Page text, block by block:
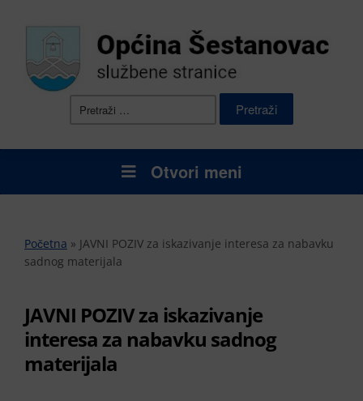
Otvori meni
Početna » JAVNI POZIV za iskazivanje interesa za nabavku
sadnog materijala
JAVNI POZIV za iskazivanje
interesa za nabavku sadnog
materijala